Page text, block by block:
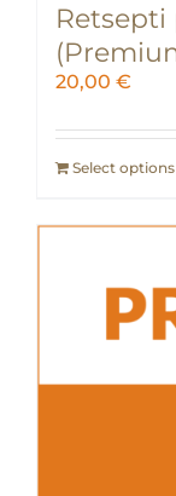
20,00 €
Select options